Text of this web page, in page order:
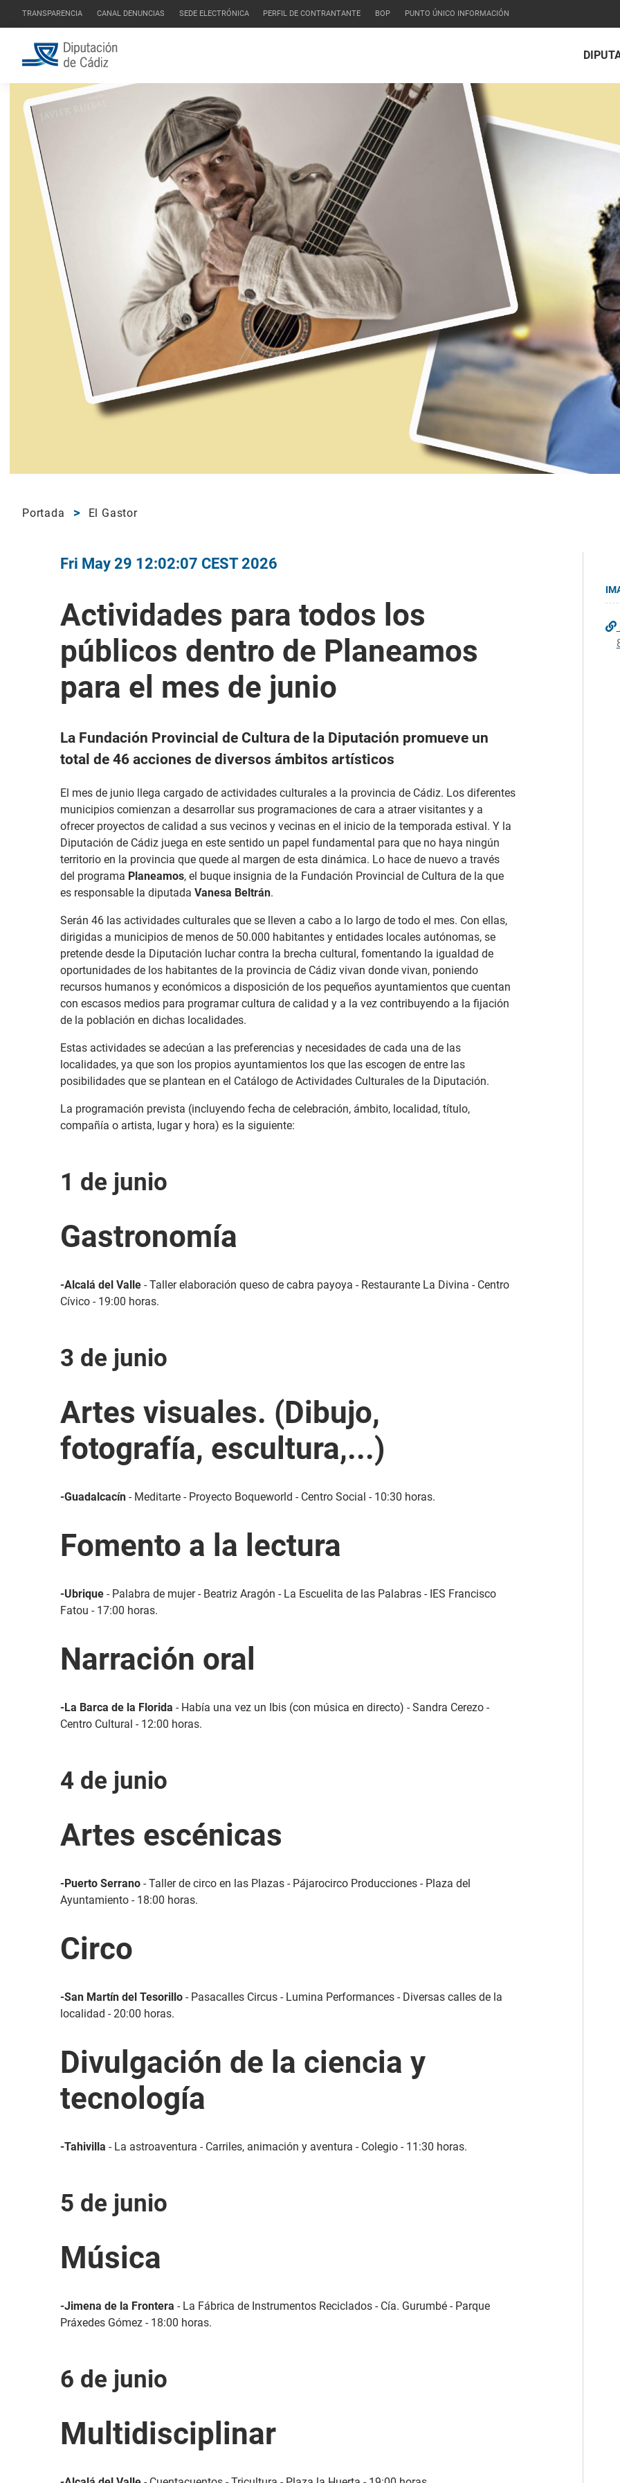
TRANSPARENCIA CANAL DENUNCIAS SEDE ELECTRÓNICA PERFIL DE CONTRANTANTE BOP PUNTO ÚNICO INFORMACIÓN
Portada El Gastor
Fri May 29 12:02:07 CEST 2026
Actividades para todos los
públicos dentro de Planeamos
para el mes de junio
La Fundación Provincial de Cultura de la Diputación promueve un
total de 46 acciones de diversos ámbitos artísticos
El mes de junio llega cargado de actividades culturales a la provincia de Cádiz. Los diferentes
municipios comienzan a desarrollar sus programaciones de cara a atraer visitantes y a
ofrecer proyectos de calidad a sus vecinos y vecinas en el inicio de la temporada estival. Y la
Diputación de Cádiz juega en este sentido un papel fundamental para que no haya ningún
territorio en la provincia que quede al margen de esta dinámica. Lo hace de nuevo a través
del programa Planeamos, el buque insignia de la Fundación Provincial de Cultura de la que
es responsable la diputada Vanesa Beltrán.
Serán 46 las actividades culturales que se lleven a cabo a lo largo de todo el mes. Con ellas,
dirigidas a municipios de menos de 50.000 habitantes y entidades locales autónomas, se
pretende desde la Diputación luchar contra la brecha cultural, fomentando la igualdad de
oportunidades de los habitantes de la provincia de Cádiz vivan donde vivan, poniendo
recursos humanos y económicos a disposición de los pequeños ayuntamientos que cuentan
con escasos medios para programar cultura de calidad y a la vez contribuyendo a la fijación
de la población en dichas localidades.
Estas actividades se adecúan a las preferencias y necesidades de cada una de las
localidades, ya que son los propios ayuntamientos los que las escogen de entre las
posibilidades que se plantean en el Catálogo de Actividades Culturales de la Diputación.
La programación prevista (incluyendo fecha de celebración, ámbito, localidad, título,
compañía o artista, lugar y hora) es la siguiente:
1 de junio
Gastronomía
-Alcalá del Valle - Taller elaboración queso de cabra payoya - Restaurante La Divina - Centro
Cívico - 19:00 horas.
3 de junio
Artes visuales. (Dibujo,
fotografía, escultura,...)
-Guadalcacín - Meditarte - Proyecto Boqueworld - Centro Social - 10:30 horas.
Fomento a la lectura
-Ubrique - Palabra de mujer - Beatriz Aragón - La Escuelita de las Palabras - IES Francisco
Fatou - 17:00 horas.
Narración oral
-La Barca de la Florida - Había una vez un Ibis (con música en directo) - Sandra Cerezo -
Centro Cultural - 12:00 horas.
4 de junio
Artes escénicas
-Puerto Serrano - Taller de circo en las Plazas - Pájarocirco Producciones - Plaza del
Ayuntamiento - 18:00 horas.
Circo
-San Martín del Tesorillo - Pasacalles Circus - Lumina Performances - Diversas calles de la
localidad - 20:00 horas.
Divulgación de la ciencia y
tecnología
-Tahivilla - La astroaventura - Carriles, animación y aventura - Colegio - 11:30 horas.
5 de junio
Música
-Jimena de la Frontera - La Fábrica de Instrumentos Reciclados - Cía. Gurumbé - Parque
Práxedes Gómez - 18:00 horas.
6 de junio
Multidisciplinar